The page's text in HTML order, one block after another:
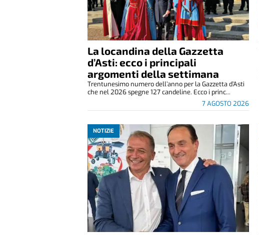
La locandina della Gazzetta
d’Asti: ecco i principali
argomenti della settimana
7 AGOSTO 2026
Trentunesimo numero dell’anno per la Gazzetta d’Asti
che nel 2026 spegne 127 candeline. Ecco i princ...
NOTIZIE